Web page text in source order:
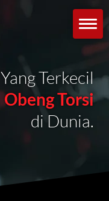
Yang Terkecil
Obeng Torsi
di Dunia.